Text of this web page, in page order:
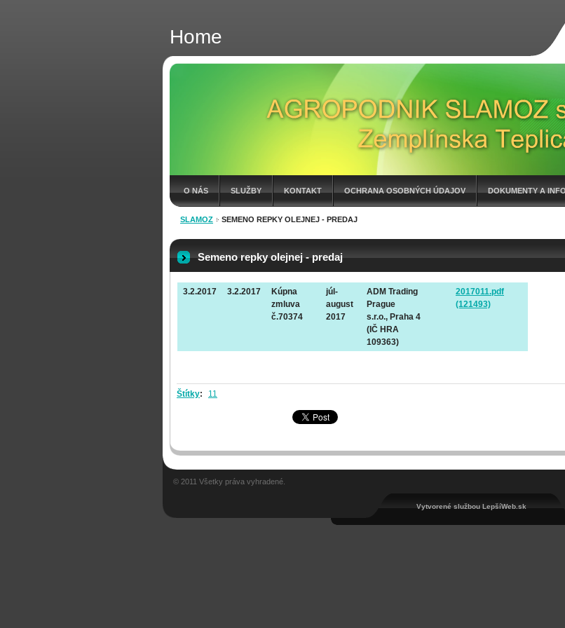
Home
O NÁS SLUŽBY KONTAKT OCHRANA OSOBNÝCH ÚDAJOV DOKUMENTY A
FAKTÚRY 2026
SLAMOZ SEMENO REPKY OLEJNEJ - PREDAJ
Semeno repky olejnej - predaj
3.2.2017 3.2.2017
Kúpna
zmluva
č.70374
júl-
august
2017
ADM Trading
Prague
s.r.o., Praha 4
(IČ HRA
109363)
2017011.pdf
(121493)
Štítky: 11
© 2011 Všetky práva vyhradené.
Vytvorené službou LepšíWeb.sk